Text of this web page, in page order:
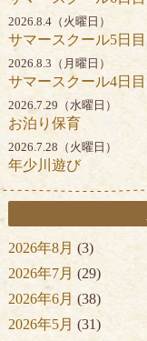
2026.8.4（火曜日）
サマースクール5日目
2026.8.3（月曜日）
サマースクール4日目
2026.7.29（水曜日）
お泊り保育
2026.7.28（火曜日）
年少川遊び
2026年8月 (3)
2026年7月 (29)
2026年6月 (38)
2026年5月 (31)